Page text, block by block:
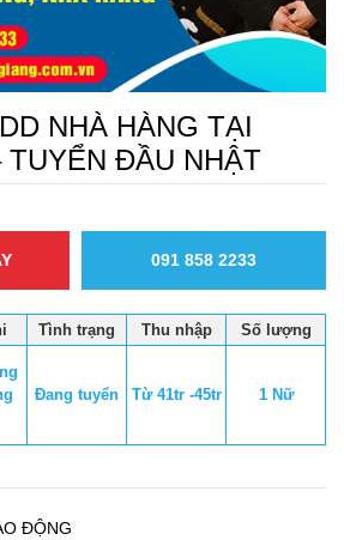
NHÀ HÀNG TẠI
TUYỂN ĐẦU NHẬT
091 858 2233
Tình trạng Thu nhập
Số lượng
Đang tuyển Từ 41tr -45tr 1 Nữ
ĐỘNG